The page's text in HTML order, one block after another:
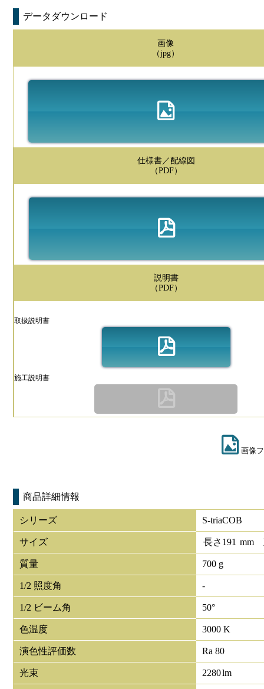
データダウンロード
画像
（jpg）
仕様書／配線図
（PDF）
説明書
（PDF）
取扱説明書
施工説明書
画像
商品詳細情報
シリーズ S-triaCOB
サイズ 長さ 191 mm
質量 700 g
1/2 照度角 -
1/2 ビーム角 50°
色温度 3000 K
演色性評価数 Ra 80
光束 2280lm